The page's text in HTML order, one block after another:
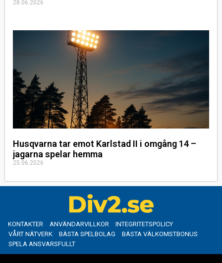
28.06.2026
Husqvarna tar emot Karlstad II i omgång 14 –
jagarna spelar hemma
25.06.2026
KONTAKTER ANVÄNDARVILLKOR
INTEGRITETSPOLICY
VÅRT NÄTVERK
BÄSTA SPELBOLAG
BÄSTA VÄLKOMSTBONUS
SPELA ANSVARSFULLT